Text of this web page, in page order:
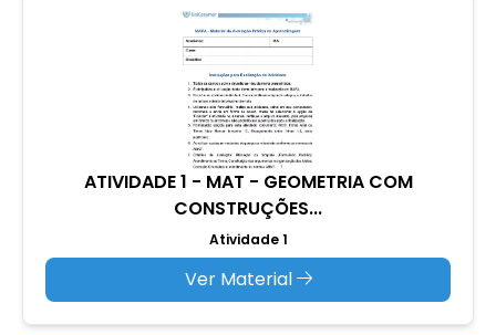
ATIVIDADE 1 - MAT - GEOMETRIA COM
CONSTRUÇÕES...
Atividade 1
Ver Material